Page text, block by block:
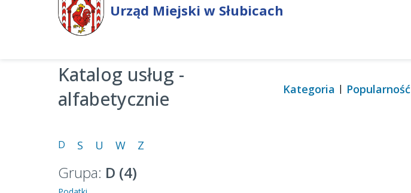
Urząd Miejski w Słubicach
Katalog usług -
alfabetycznie
Kategoria Popularność
D S U W Z
Grupa: D (4)